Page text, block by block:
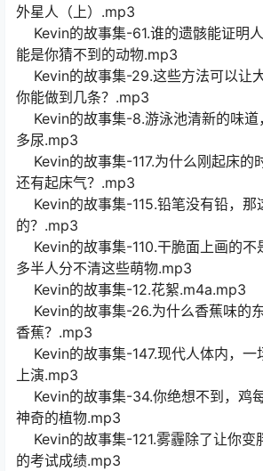
外星人（上）.mp3
Kevin的故事集-61.谁的遗骸能证明
能是你猜不到的动物.mp3
Kevin的故事集-29.这些方法可以让大
你能做到几条？.mp3
Kevin的故事集-8.游泳池清新的味道
多尿.mp3
Kevin的故事集-117.为什么刚起床的
还有起床气？.mp3
Kevin的故事集-115.铅笔没有铅，那
的？.mp3
Kevin的故事集-110.干脆面上画的不
多半人分不清这些萌物.mp3
Kevin的故事集-12.花絮.m4a.mp3
Kevin的故事集-26.为什么香蕉味的
香蕉？.mp3
Kevin的故事集-147.现代人体内，一
上演.mp3
Kevin的故事集-34.你绝想不到，鸡
神奇的植物.mp3
Kevin的故事集-121.雾霾除了让你变
的考试成绩.mp3